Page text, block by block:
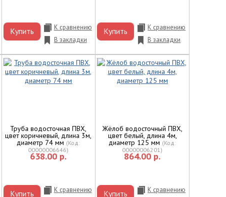
Купить
К сравнению
В закладки
Купить
К сравнению
В закладки
Труба водосточная ПВХ,
цвет коричневый, длина 3м,
диаметр 74 мм (Код:
00000006646)
638.00 р.
Купить
К сравнению
Жёлоб водосточный ПВХ,
цвет белый, длина 4м,
диаметр 125 мм (Код:
00000006201)
864.00 р.
Купить
К сравнению